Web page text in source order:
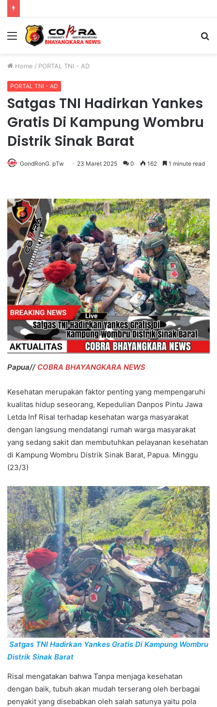
Menu
Home / PORTAL TNI - AD
PORTAL TNI - AD
Satgas TNI Hadirkan Yankes
Gratis Di Kampung Wombru
Distrik Sinak Barat
GondRonG. pTw 23 Maret 2025 0 162 1 minute read
Papua// COBRA BHAYANGKARA NEWS
Kesehatan merupakan faktor penting yang mempengaruhi
kualitas hidup seseorang, Kepedulian Danpos Pintu Jawa
Letda Inf Risal terhadap kesehatan warga masyarakat
dengan langsung mendatangi rumah warga masyarakat
yang sedang sakit dan membutuhkan pelayanan kesehatan
di Kampung Wombru Distrik Sinak Barat, Papua. Minggu
(23/3)
Satgas TNI Hadirkan Yankes Gratis Di Kampung Wombru
Distrik Sinak Barat
Risal mengatakan bahwa Tanpa menjaga kesehatan
dengan baik, tubuh akan mudah terserang oleh berbagai
penyakit yang disebabkan oleh salah satunya yaitu pola